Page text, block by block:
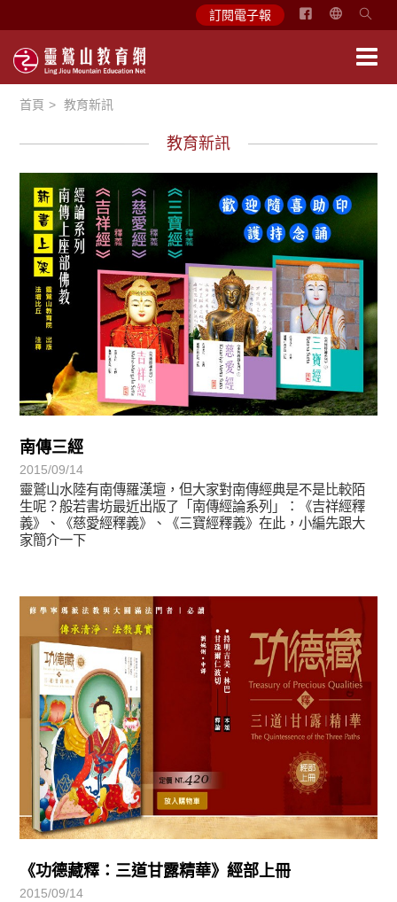
訂閱電子報
简
首頁 教育新訊
教育新訊
南傳三經
2015/09/14
靈鷲山水陸有南傳羅漢壇，但大家對南傳經典是不是比較陌
生呢？般若書坊最近出版了「南傳經論系列」：《吉祥經釋
義》、《慈愛經釋義》、《三寶經釋義》在此，小編先跟大
家簡介一下
《功德藏釋：三道甘露精華》經部上冊
2015/09/14